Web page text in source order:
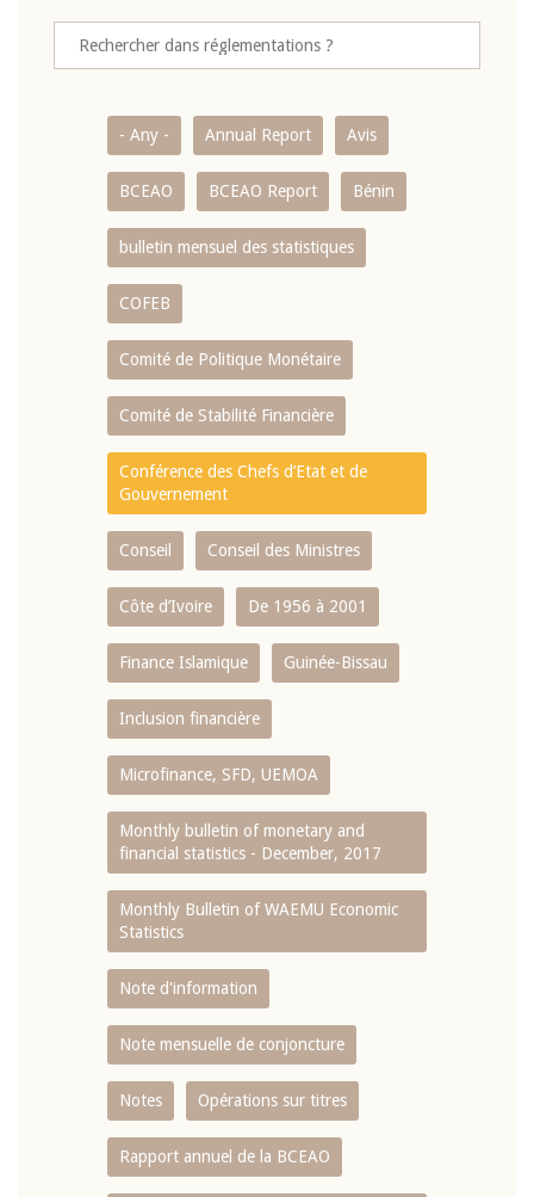
- Any - Annual Report Avis
BCEAO BCEAO Report Bénin
bulletin mensuel des statistiques
COFEB
Comité de Politique Monétaire
Comité de Stabilité Financière
Conférence des Chefs d’Etat et de
Gouvernement
Conseil Conseil des Ministres
Côte d’Ivoire De 1956 à 2001
Finance Islamique Guinée-Bissau
Inclusion financière
Microfinance, SFD, UEMOA
Monthly bulletin of monetary and
financial statistics - December, 2017
Monthly Bulletin of WAEMU Economic
Statistics
Note d'information
Note mensuelle de conjoncture
Notes Opérations sur titres
Rapport annuel de la BCEAO